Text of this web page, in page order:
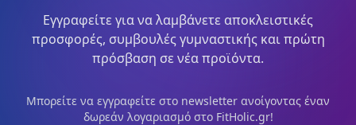
Εγγραφείτε για να λαμβάνετε αποκλειστικές
προσφορές, συμβουλές γυμναστικής και πρώτη
πρόσβαση σε νέα προϊόντα.
Μπορείτε να εγγραφείτε στο newsletter ανοίγοντας έναν
δωρεάν λογαριασμό στο FitHolic.gr!